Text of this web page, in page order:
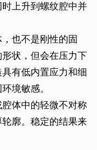
上升到螺纹腔中并
也不是刚性的固
状，但会在压力下
有低内置应力和细
境敏感。
体中的轻微不对称
廓。稳定的结果来